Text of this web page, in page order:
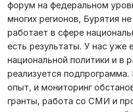
форум на федеральном
многих регионов, Бурятия
работает в сфере
есть результаты. У нас уже
национальной политики и в
реализуется
опыт, и мониторинг
гранты, работа со СМИ и